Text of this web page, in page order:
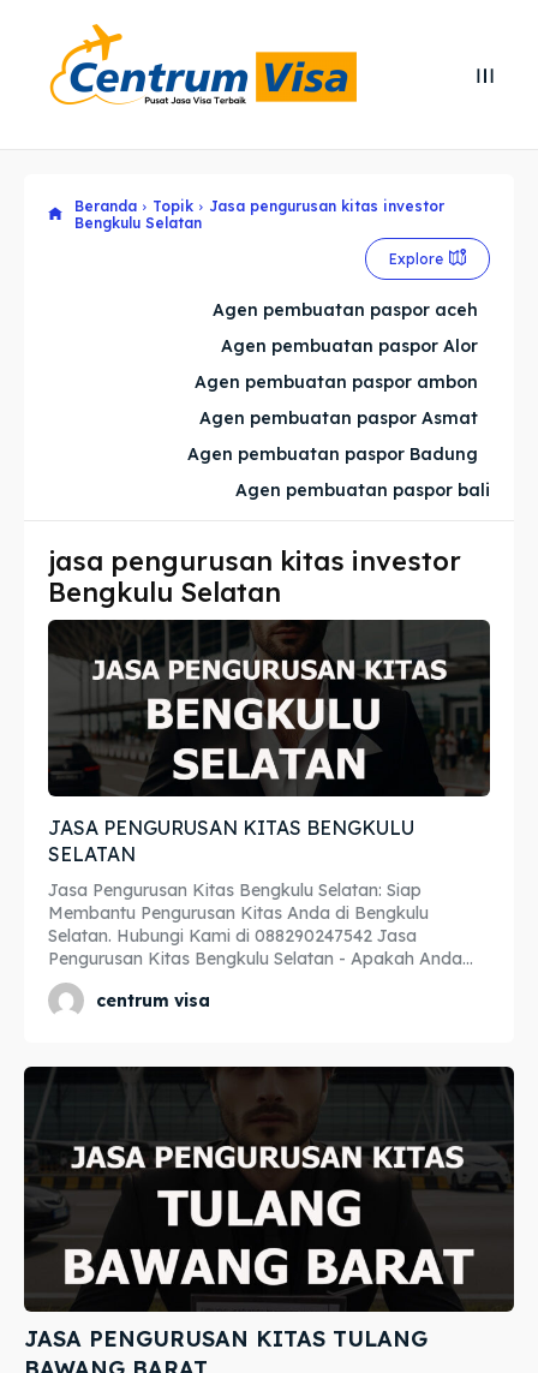
Explore our destinations
Imta
Legalisir
Apostille
Penerjemah
Asuransi
Blog
Cari
Explore our destinations
Imta
Legalisir
Apostille
Penerjemah
Asuransi
Blog
Cari
Beranda Topik
Jasa pengurusan kitas investor
Bengkulu Selatan
Explore
Agen pembuatan paspor aceh
Agen pembuatan paspor Alor
Agen pembuatan paspor ambon
Agen pembuatan paspor Asmat
Agen pembuatan paspor Badung
Agen pembuatan paspor bali
jasa pengurusan kitas investor
Bengkulu Selatan
JASA PENGURUSAN KITAS BENGKULU
SELATAN
Jasa Pengurusan Kitas Bengkulu Selatan: Siap
Membantu Pengurusan Kitas Anda di Bengkulu
Selatan. Hubungi Kami di 088290247542 Jasa
Pengurusan Kitas Bengkulu Selatan - Apakah Anda...
centrum visa
JASA PENGURUSAN KITAS TULANG